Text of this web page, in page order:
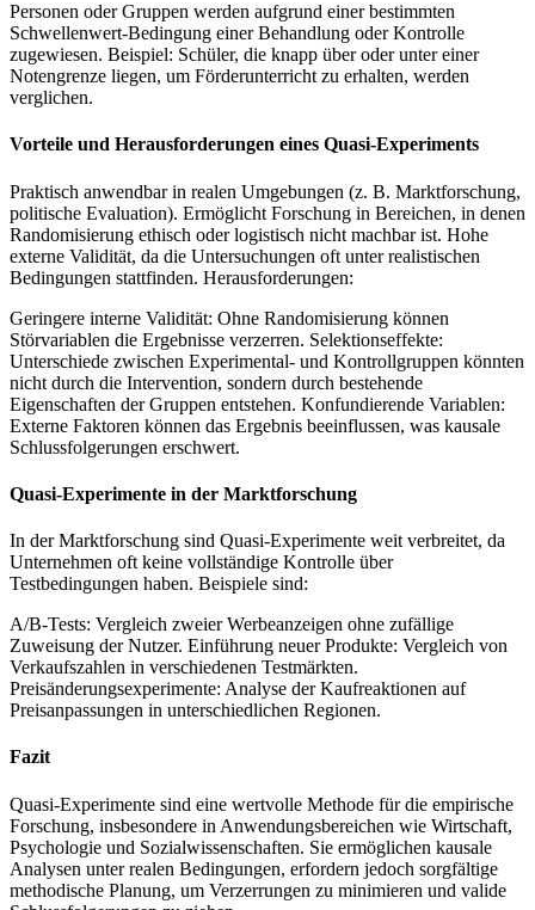
Personen oder Gruppen werden aufgrund einer bestimmten
Schwellenwert-Bedingung einer Behandlung oder Kontrolle
zugewiesen. Beispiel: Schüler, die knapp über oder unter einer
Notengrenze liegen, um Förderunterricht zu erhalten, werden
verglichen.
Vorteile und Herausforderungen eines Quasi-Experiments
Praktisch anwendbar in realen Umgebungen (z. B. Marktforschung,
politische Evaluation). Ermöglicht Forschung in Bereichen, in denen
Randomisierung ethisch oder logistisch nicht machbar ist. Hohe
externe Validität, da die Untersuchungen oft unter realistischen
Bedingungen stattfinden. Herausforderungen:
Geringere interne Validität: Ohne Randomisierung können
Störvariablen die Ergebnisse verzerren. Selektionseffekte:
Unterschiede zwischen Experimental- und Kontrollgruppen könnten
nicht durch die Intervention, sondern durch bestehende
Eigenschaften der Gruppen entstehen. Konfundierende Variablen:
Externe Faktoren können das Ergebnis beeinflussen, was kausale
Schlussfolgerungen erschwert.
Quasi-Experimente in der Marktforschung
In der Marktforschung sind Quasi-Experimente weit verbreitet, da
Unternehmen oft keine vollständige Kontrolle über
Testbedingungen haben. Beispiele sind:
A/B-Tests: Vergleich zweier Werbeanzeigen ohne zufällige
Zuweisung der Nutzer. Einführung neuer Produkte: Vergleich von
Verkaufszahlen in verschiedenen Testmärkten.
Preisänderungsexperimente: Analyse der Kaufreaktionen auf
Preisanpassungen in unterschiedlichen Regionen.
Fazit
Quasi-Experimente sind eine wertvolle Methode für die empirische
Forschung, insbesondere in Anwendungsbereichen wie Wirtschaft,
Psychologie und Sozialwissenschaften. Sie ermöglichen kausale
Analysen unter realen Bedingungen, erfordern jedoch sorgfältige
methodische Planung, um Verzerrungen zu minimieren und valide